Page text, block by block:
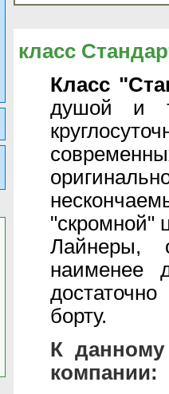
класс
Класс
душой и
"скромной"
Лайнеры,
наименее
борту.
К данному
компании: